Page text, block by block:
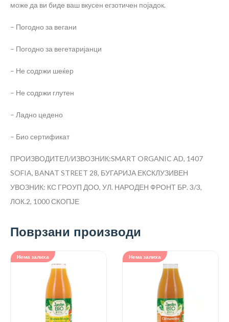
може да ви биде ваш вкусен егзотичен појадок.
– Погодно за вегани
– Погодно за вегетаријанци
– Не содржи шеќер
– Не содржи глутен
– Ладно цедено
– Био сертификат
ПРОИЗВОДИТЕЛ/ИЗВОЗНИК:SMART ORGANIC AD, 1407
SOFIA, BANAT STREET 28, БУГАРИЈА ЕКСКЛУЗИВЕН
УВОЗНИК: КС ГРОУП ДОО, УЛ. НАРОДЕН ФРОНТ БР. 3/3,
ЛОК.2, 1000 СКОПЈЕ
Поврзани производи
Нема залиха Нема залиха